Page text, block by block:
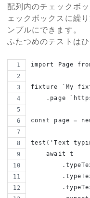
配列内のチェックボ
ェックボックスに繰
ンプルにできます。
ふたつめのテストは
import Page
fixture `My
.page
const page =
test('Text
    await t